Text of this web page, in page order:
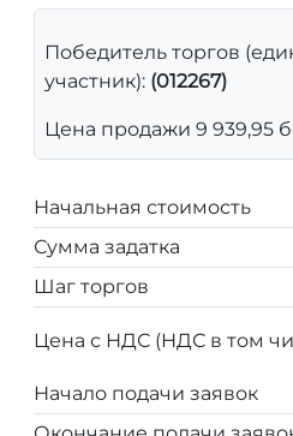
Победитель торгов
участник): (012267)
Цена продажи 9 939,95
Начальная стоимость
Сумма задатка
Шаг торгов
Цена с НДС (НДС в том
Начало подачи заявок